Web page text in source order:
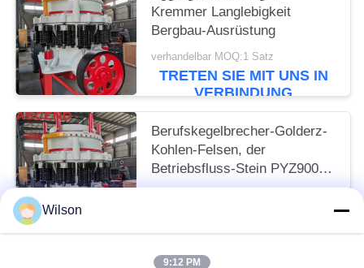
Kremmer Langlebigkeit
Bergbau-Ausrüstung
verhandelbar MOQ:1 Satz
TRETEN SIE MIT UNS IN
VERBINDUNG
Berufskegelbrecher-Golderz-
Kohlen-Felsen, der
Betriebsfluss-Stein PYZ900
zerquetscht
VERBINDUNG
Wilson
9:12 PM